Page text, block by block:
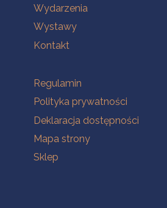
Wydarzenia
Wystawy
Kontakt
Na skróty
Regulamin
Polityka prywatności
Deklaracja dostępności
Mapa strony
Sklep